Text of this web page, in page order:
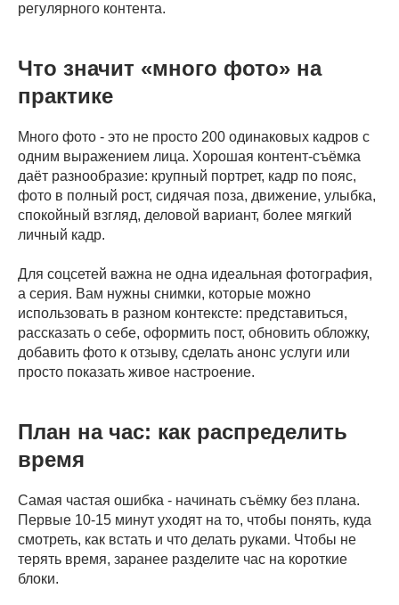
регулярного контента.
Что значит «много фото» на
практике
Много фото - это не просто 200 одинаковых кадров с
одним выражением лица. Хорошая контент-съёмка
даёт разнообразие: крупный портрет, кадр по пояс,
фото в полный рост, сидячая поза, движение, улыбка,
спокойный взгляд, деловой вариант, более мягкий
личный кадр.
Для соцсетей важна не одна идеальная фотография,
а серия. Вам нужны снимки, которые можно
использовать в разном контексте: представиться,
рассказать о себе, оформить пост, обновить обложку,
добавить фото к отзыву, сделать анонс услуги или
просто показать живое настроение.
План на час: как распределить
время
Самая частая ошибка - начинать съёмку без плана.
Первые 10-15 минут уходят на то, чтобы понять, куда
смотреть, как встать и что делать руками. Чтобы не
терять время, заранее разделите час на короткие
блоки.